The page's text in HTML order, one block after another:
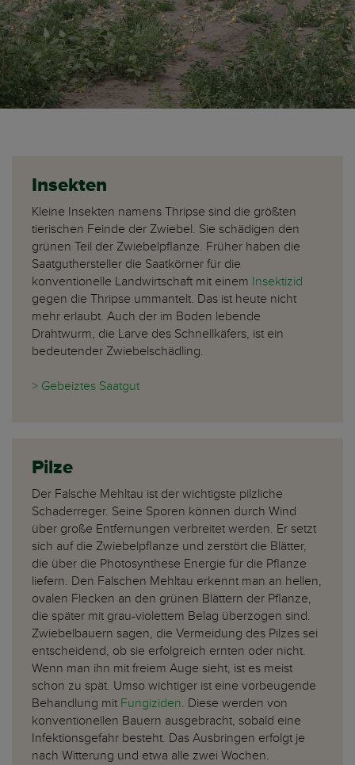
Insekten
Kleine Insekten namens Thripse sind die größten
tierischen Feinde der Zwiebel. Sie schädigen den
grünen Teil der Zwiebelpflanze. Früher haben die
Saatguthersteller die Saatkörner für die
konventionelle Landwirtschaft mit einem Insektizid
gegen die Thripse ummantelt. Das ist heute nicht
mehr erlaubt. Auch der im Boden lebende
Drahtwurm, die Larve des Schnellkäfers, ist ein
bedeutender Zwiebelschädling.
> Gebeiztes Saatgut
Pilze
Der Falsche Mehltau ist der wichtigste pilzliche
Schaderreger. Seine Sporen können durch Wind
über große Entfernungen verbreitet werden. Er setzt
sich auf die Zwiebelpflanze und zerstört die Blätter,
die über die Photosynthese Energie für die Pflanze
liefern. Den Falschen Mehltau erkennt man an hellen,
ovalen Flecken an den grünen Blättern der Pflanze,
die später mit grau-violettem Belag überzogen sind.
Zwiebelbauern sagen, die Vermeidung des Pilzes sei
entscheidend, ob sie erfolgreich ernten oder nicht.
Wenn man ihn mit freiem Auge sieht, ist es meist
schon zu spät. Umso wichtiger ist eine vorbeugende
Behandlung mit Fungiziden. Diese werden von
konventionellen Bauern ausgebracht, sobald eine
Infektionsgefahr besteht. Das Ausbringen erfolgt je
nach Witterung und etwa alle zwei Wochen.